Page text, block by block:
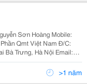
Trưng, Hà Nội Email:
Ơn ! Trang
>1 năm